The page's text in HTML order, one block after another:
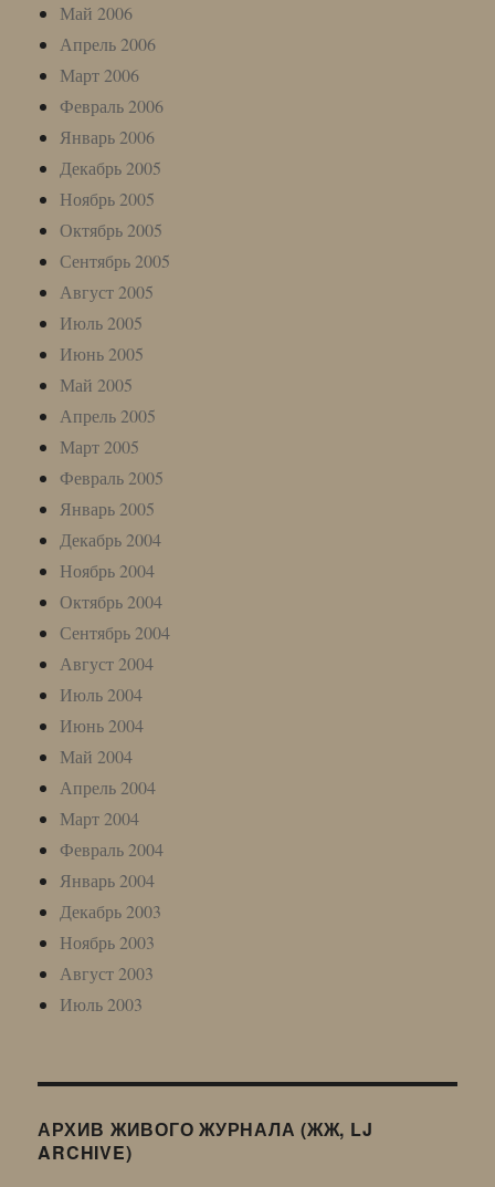
Май 2006
Апрель 2006
Март 2006
Февраль 2006
Январь 2006
Декабрь 2005
Ноябрь 2005
Октябрь 2005
Сентябрь 2005
Август 2005
Июль 2005
Июнь 2005
Май 2005
Апрель 2005
Март 2005
Февраль 2005
Январь 2005
Декабрь 2004
Ноябрь 2004
Октябрь 2004
Сентябрь 2004
Август 2004
Июль 2004
Июнь 2004
Май 2004
Апрель 2004
Март 2004
Февраль 2004
Январь 2004
Декабрь 2003
Ноябрь 2003
Август 2003
Июль 2003
АРХИВ ЖИВОГО ЖУРНАЛА (ЖЖ, LJ
ARCHIVE)